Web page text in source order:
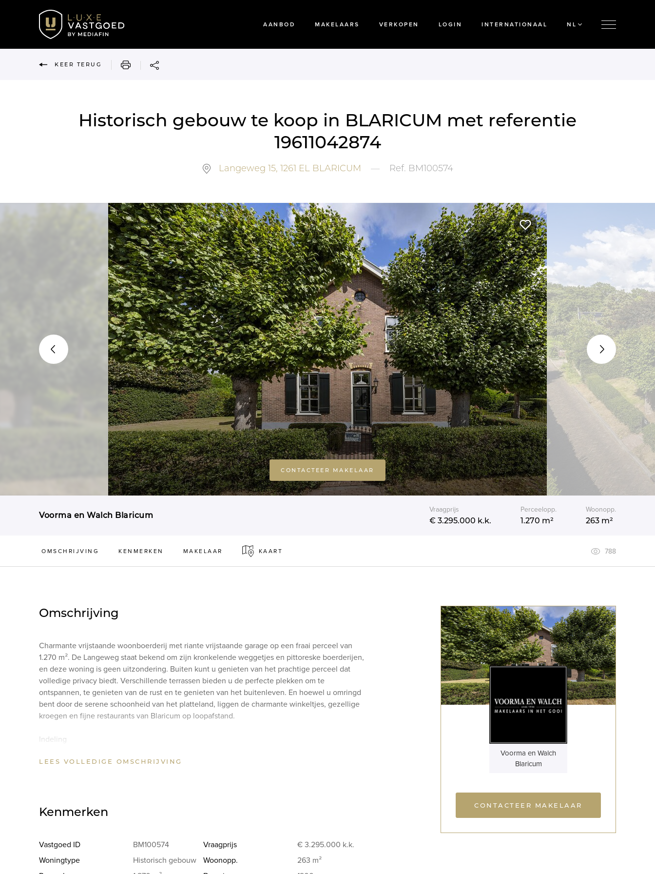
AANBOD MAKELAARS VERKOPEN LOGIN INTERNATIONAAL NL
KEER TERUG AFDRUKKEN
Historisch gebouw te koop in BLARICUM met referentie
19611042874
Langeweg 15, 1261 EL BLARICUM — Ref. BM100574
CONTACTEER MAKELAAR
Voorma en Walch Blaricum
Vraagprijs
€ 3.295.000 k.k.
Perceelopp.
1.270 m²
Woonopp.
263 m²
OMSCHRIJVING KENMERKEN MAKELAAR KAART 788
Omschrijving
Charmante vrijstaande woonboerderij met riante vrijstaande garage op een fraai perceel van
1.270 m². De Langeweg staat bekend om zijn kronkelende weggetjes en pittoreske boerderijen,
en deze woning is geen uitzondering. Buiten kunt u genieten van het prachtige perceel dat
volledige privacy biedt. Verschillende terrassen bieden u de perfecte plekken om te
ontspannen, te genieten van de rust en te genieten van het buitenleven. En hoewel u omringd
bent door de serene schoonheid van het platteland, liggen de charmante winkeltjes, gezellige
kroegen en fijne restaurants van Blaricum op loopafstand.
Indeling
met open haard, houtenvloer, dubbele deuren naar de keuken en openslaande deuren naar de
en toilet. Tweede slaapkamer met dakkapel, derde slaapkamer met dakkapel en trap naar zolder.
Master bedroom met open haard, vaste kasten, bedstee en badkamer voorzien van dubbele
LEES VOLLEDIGE OMSCHRIJVING
Kenmerken
Vastgoed ID BM100574 Vraagprijs € 3.295.000 k.k.
Woningtype
Historisch gebouw Woonopp.
263 m²
Voorma en Walch
Blaricum
CONTACTEER MAKELAAR